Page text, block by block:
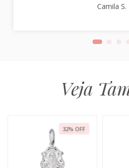
Camila S.
Veja
32% OFF